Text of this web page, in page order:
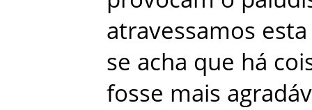
atravessamos esta
se acha que há
fosse mais